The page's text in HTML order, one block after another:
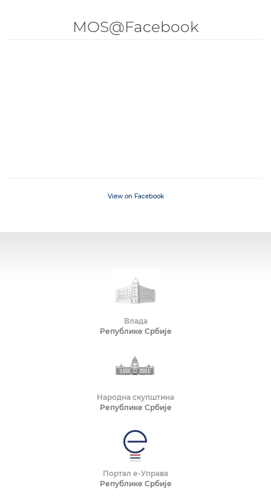
MOS@Facebook
View on Facebook
Влада
Републике Србије
Народна скупштина
Републике Србије
Портал е-Управа
Републике Србије